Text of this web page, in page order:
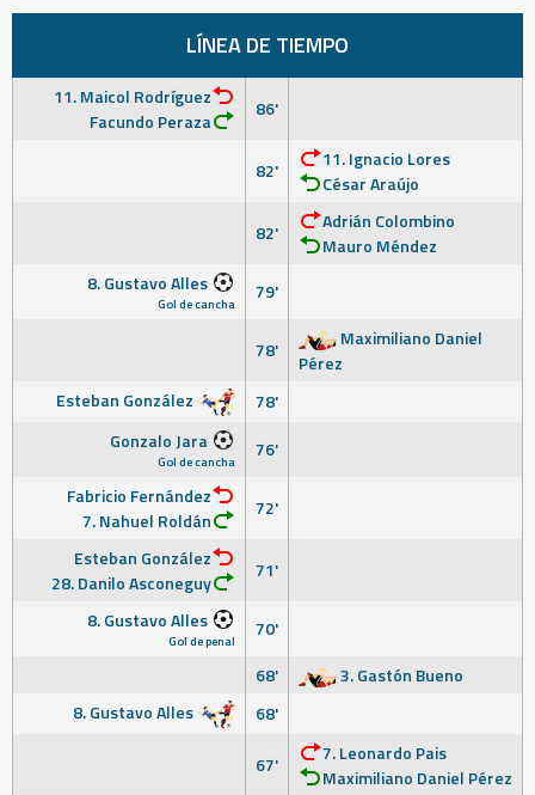
LÍNEA DE TIEMPO
11. Maicol Rodríguez
Facundo Peraza
86'
82'
11. Ignacio Lores
César Araújo
82'
Adrián Colombino
Mauro Méndez
8. Gustavo Alles
Gol de cancha 79'
78'
Maximiliano Daniel
Pérez
Esteban González
78'
Gonzalo Jara
Gol de cancha
76'
Fabricio Fernández
7. Nahuel Roldán
72'
Esteban González
28. Danilo Asconeguy
71'
8. Gustavo Alles
Gol de penal
70'
68'
3. Gastón Bueno
8. Gustavo Alles
68'
67'
7. Leonardo Pais
Maximiliano Daniel Pérez